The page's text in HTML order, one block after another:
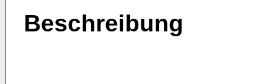
Beschreibung